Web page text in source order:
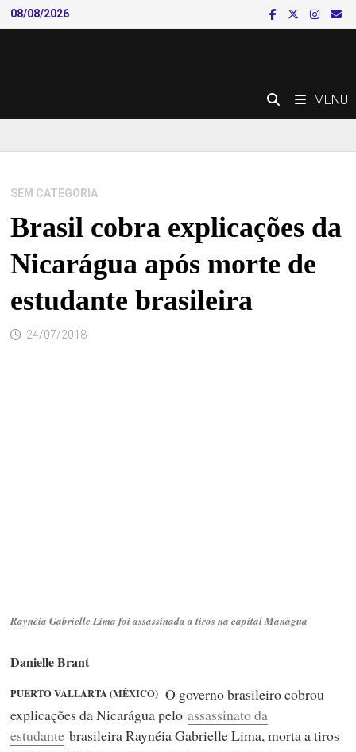
Skip
to
08/08/2026
MENU
SEM CATEGORIA
Brasil cobra explicações da
Nicarágua após morte de
estudante brasileira
24/07/2018
Raynéia Gabrielle Lima foi assassinada a tiros na capital Manágua
Danielle Brant
PUERTO VALLARTA (MÉXICO) O governo brasileiro cobrou
explicações da Nicarágua pelo assassinato da
estudantebrasileira Raynéia Gabrielle Lima, morta a tiros